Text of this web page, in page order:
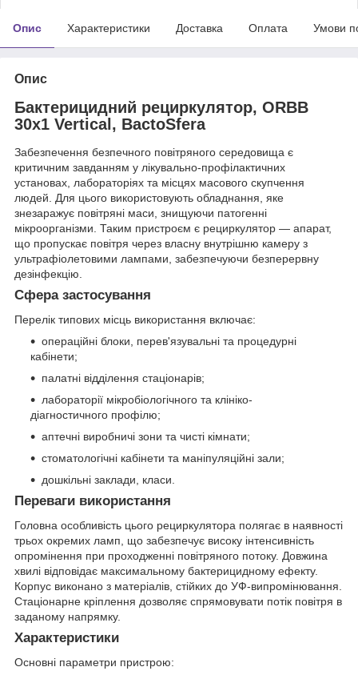
Опис Характеристики Доставка Оплата Умови
Опис
Бактерицидний рециркулятор, ORBB
30х1 Vertical, BactoSfera
Забезпечення безпечного повітряного середовища є
критичним завданням у лікувально-профілактичних
установах, лабораторіях та місцях масового скупчення
людей. Для цього використовують обладнання, яке
знезаражує повітряні маси, знищуючи патогенні
мікроорганізми. Таким пристроєм є рециркулятор — апарат,
що пропускає повітря через власну внутрішню камеру з
ультрафіолетовими лампами, забезпечуючи безперервну
дезінфекцію.
Сфера застосування
Перелік типових місць використання включає:
операційні блоки, перев'язувальні та процедурні
кабінети;
палатні відділення стаціонарів;
лабораторії мікробіологічного та клініко-
діагностичного профілю;
аптечні виробничі зони та чисті кімнати;
стоматологічні кабінети та маніпуляційні зали;
дошкільні заклади, класи.
Переваги використання
Головна особливість цього рециркулятора полягає в наявності
трьох окремих ламп, що забезпечує високу інтенсивність
опромінення при проходженні повітряного потоку. Довжина
хвилі відповідає максимальному бактерицидному ефекту.
Корпус виконано з матеріалів, стійких до УФ-випромінювання.
Стаціонарне кріплення дозволяє спрямовувати потік повітря в
заданому напрямку.
Характеристики
Основні параметри пристрою: